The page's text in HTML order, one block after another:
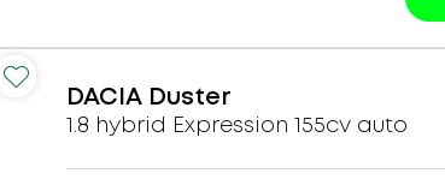
DACIA Duster
1.8 hybrid Expression 155cv auto